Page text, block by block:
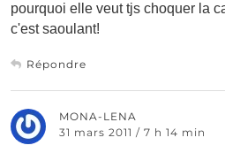
pourquoi elle veut tjs choquer la
c'est saoulant!
Répondre
MONA-LENA
31 mars 2011 / 7 h 14 min